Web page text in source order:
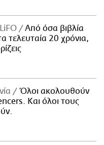
Από όσα βιβλία
τελευταία 20 χρόνια,
Όλοι ακολουθούν
Και όλοι τους